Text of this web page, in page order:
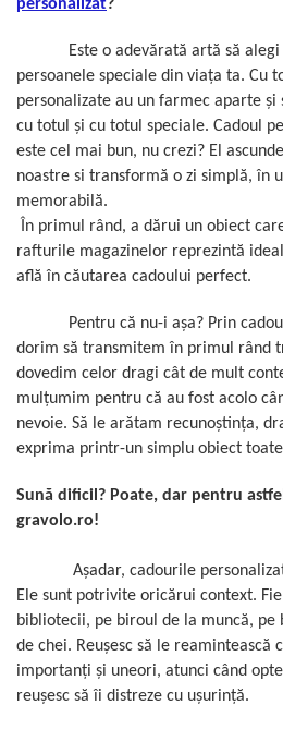
Body bebelusi personalizate
Perne personalizate
Plusuri personalizate
Agende personalizate
Etichete pentru sticla de vin
Cadouri Personalizate Unice
Sorturi Personalizate
Cadouri Pensionare
Cadouri Profesori
personalizat?
Este o adevărată artă să alegi
persoanele speciale din viața ta. Cu
personalizate au un farmec aparte și
cu totul și cu totul speciale. Cadoul
este cel mai bun, nu crezi? El
noastre si transformă o zi simplă, în
memorabilă.
În primul rând, a dărui un obiect
rafturile magazinelor reprezintă
află în căutarea cadoului perfect.
Pentru că nu-i așa? Prin
dorim să transmitem în primul rând
dovedim celor dragi cât de mult
mulțumim pentru că au fost acolo
nevoie. Să le arătam recunoștința,
exprima printr-un simplu obiect
Sună dificil? Poate, dar pentru
gravolo.ro!
Așadar, cadourile personalizate
Ele sunt potrivite oricărui context.
bibliotecii, pe biroul de la muncă, pe
de chei. Reușesc să le reamintească
importanți și uneori, atunci când
reușesc să îi distreze cu ușurință.